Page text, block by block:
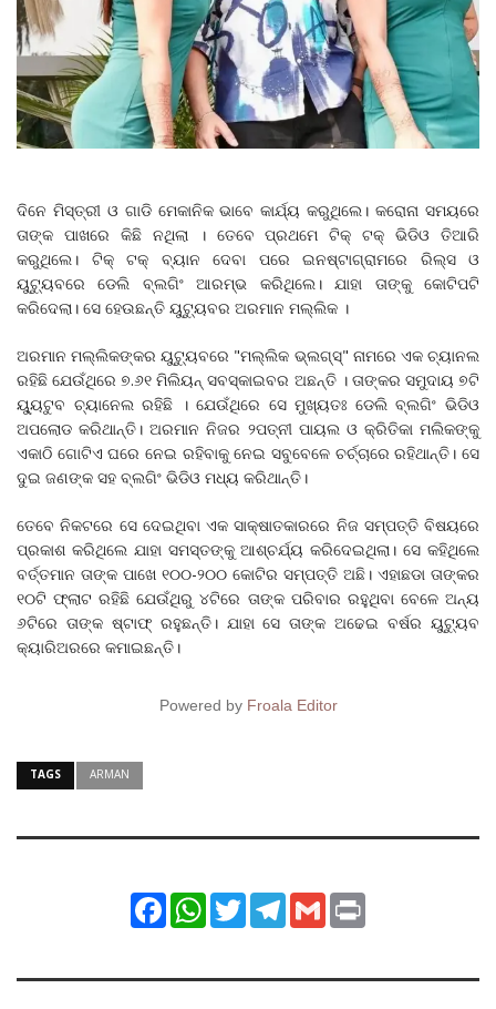
ଦିନେ ମିସ୍ତ୍ରୀ ଓ ଗାଡି ମେକାନିକ ଭାବେ କାର୍ଯ୍ୟ କରୁଥିଲେ। କରୋନା ସମୟରେ
ତାଙ୍କ ପାଖରେ କିଛି ନଥିଲା । ତେବେ ପ୍ରଥମେ ଟିକ୍‌ ଟକ୍‌ ଭିଡିଓ ତିଆରି
କରୁଥିଲେ। ଟିକ୍‌ ଟକ୍‌ ବ୍ୟାନ ଦେବା ପରେ ଇନଷ୍ଟାଗ୍ରାମରେ ରିଲ୍ସ ଓ
ୟୁଟ୍ୟୁବରେ ଡେଲି ବ୍ଲଗିଂ ଆରମ୍ଭ କରିଥିଲେ। ଯାହା ତାଙ୍କୁ କୋଟିପଟି
କରିଦେଲା। ସେ ହେଉଛନ୍ତି ୟୁଟ୍ୟୁବର ଅରମାନ ମଲ୍ଲିକ ।
ଅରମାନ ମଲ୍ଲିକଙ୍କର ୟୁଟ୍ୟୁବରେ "ମଲ୍ଲିକ ଭ୍ଲଗ୍ସ୍" ନାମରେ ଏକ ଚ୍ୟାନଲ
ରହିଛି ଯେଉଁଥିରେ ୭.୬୧ ମିଲିୟନ୍ ସବସ୍କାଇବର ଅଛନ୍ତି । ତାଙ୍କର ସମୁଦାୟ ୭ଟି
ୟ୍ୟୁଟୁବ ଚ୍ୟାନେଲ ରହିଛି । ଯେଉଁଥିରେ ସେ ମୁଖ୍ୟତଃ ଡେଲି ବ୍ଲଗିଂ ଭିଡିଓ
ଅପଲୋଡ କରିଥାନ୍ତି। ଅରମାନ ନିଜର ୨ପତ୍ନୀ ପାୟଲ ଓ କ୍ରିତିକା ମଲିକଙ୍କୁ
ଏକାଠି ଗୋଟିଏ ଘରେ ନେଇ ରହିବାକୁ ନେଇ ସବୁବେଳେ ଚର୍ଚ୍ଚାରେ ରହିଥାନ୍ତି। ସେ
ଦୁଇ ଜଣଙ୍କ ସହ ବ୍ଲଗିଂ ଭିଡିଓ ମଧ୍ୟ କରିଥାନ୍ତି।
ତେବେ ନିକଟରେ ସେ ଦେଇଥିବା ଏକ ସାକ୍ଷାତକାରରେ ନିଜ ସମ୍ପତ୍ତି ବିଷୟରେ
ପ୍ରକାଶ କରିଥିଲେ ଯାହା ସମସ୍ତଙ୍କୁ ଆଶ୍ଚର୍ଯ୍ୟ କରିଦେଇଥିଲା। ସେ କହିଥିଲେ
ବର୍ତ୍ତମାନ ତାଙ୍କ ପାଖେ ୧୦୦-୨୦୦ କୋଟିର ସମ୍ପତ୍ତି ଅଛି। ଏହାଛଡା ତାଙ୍କର
୧୦ଟି ଫ୍ଲାଟ ରହିଛି ଯେଉଁଥିରୁ ୪ଟିରେ ତାଙ୍କ ପରିବାର ରହୁଥିବା ବେ‌ଳେ ଅନ୍ୟ
୬ଟିରେ ତାଙ୍କ ଷ୍ଟାଫ୍ ରହୁଛନ୍ତି। ଯାହା ସେ ତାଙ୍କ ଅଢେଇ ବର୍ଷର ୟୁଟ୍ୟୁବ
କ୍ୟାରିଅରରେ କମାଇଛନ୍ତି।
Powered by Froala Editor
TAGS ARMAN
FacebookWhatsApp
TwitterTelegram
Gmail